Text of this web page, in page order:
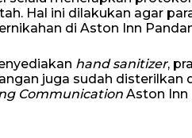
Hal ini dilakukan agar
di Aston Inn
hand sanitizer,
juga sudah disterilkan
Communication Aston Inn